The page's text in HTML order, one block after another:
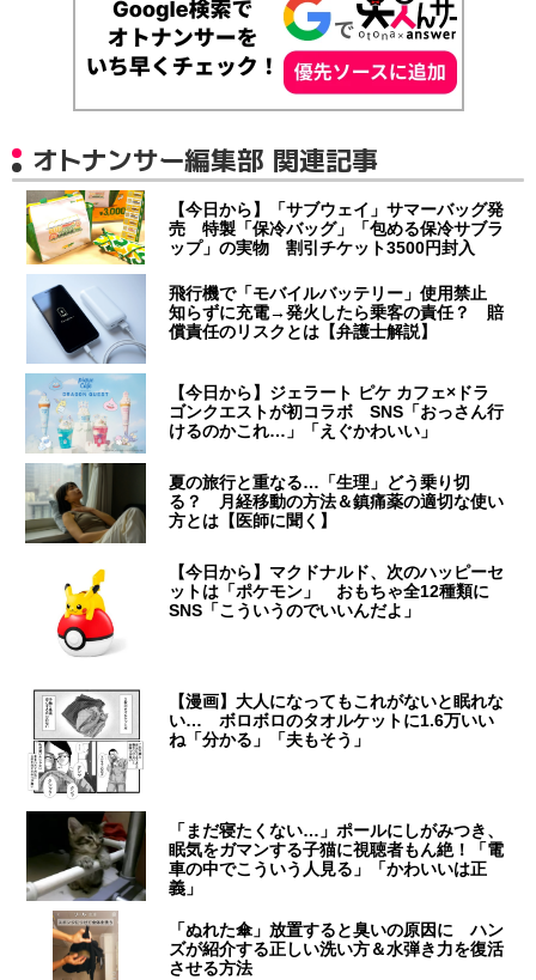
オトナンサー編集部 関連記事
【今日から】「サブウェイ」サマーバッグ発
売 特製「保冷バッグ」「包める保冷サブラ
ップ」の実物 割引チケット3500円封入
飛行機で「モバイルバッテリー」使用禁止
知らずに充電→発火したら乗客の責任？ 賠
償責任のリスクとは【弁護士解説】
【今日から】ジェラート ピケ カフェ×ドラ
ゴンクエストが初コラボ SNS「おっさん行
けるのかこれ…」「えぐかわいい」
夏の旅行と重なる…「生理」どう乗り切
る？ 月経移動の方法＆鎮痛薬の適切な使い
方とは【医師に聞く】
【今日から】マクドナルド、次のハッピーセ
ットは「ポケモン」 おもちゃ全12種類に
SNS「こういうのでいいんだよ」
【漫画】大人になってもこれがないと眠れな
い… ボロボロのタオルケットに1.6万いい
ね「分かる」「夫もそう」
「まだ寝たくない…」ポールにしがみつき、
眠気をガマンする子猫に視聴者もん絶！「電
車の中でこういう人見る」「かわいいは正
義」
「ぬれた傘」放置すると臭いの原因に ハン
ズが紹介する正しい洗い方＆水弾き力を復活
させる方法